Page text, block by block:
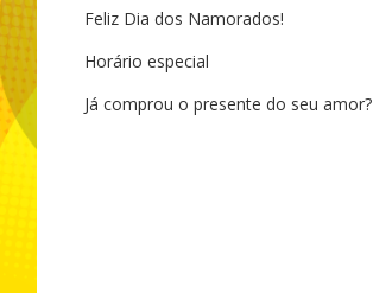
Feliz Dia dos Namorados!
Horário especial
Já comprou o presente do seu amor?